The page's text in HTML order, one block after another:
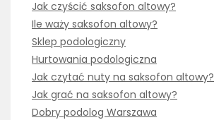
Jak czyścić saksofon altowy?
Ile waży saksofon altowy?
Sklep podologiczny
Hurtowania podologiczna
Jak czytać nuty na saksofon altowy?
Jak grać na saksofon altowy?
Dobry podolog Warszawa